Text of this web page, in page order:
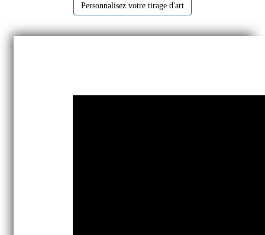
Personnalisez votre tirage d'art